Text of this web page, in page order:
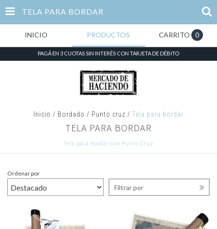
TELA PARA BORDAR
INICIO PRODUCTOS CARRITO 0
PAGÁ EN 3 CUOTAS SIN INTERÉS CON TARJETA DE DÉBITO
Inicio / Bordado / Punto cruz / Tela para bordar
TELA PARA BORDAR
Tela para bordar con Punto Cruz
Ordenar por
Filtrar por